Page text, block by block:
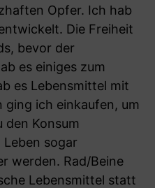
Opfer. Ich hab
Die Freiheit
bevor der
es einiges zum
es Lebensmittel mit
ging ich einkaufen, um
den Konsum
sogar
werden. Rad/Beine
Lebensmittel statt